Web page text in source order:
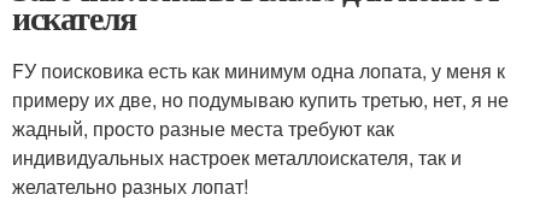
искателя
FУ поисковика есть как минимум одна лопата, у меня к
примеру их две, но подумываю купить третью, нет, я не
жадный, просто разные места требуют как
индивидуальных настроек металлоискателя, так и
желательно разных лопат!